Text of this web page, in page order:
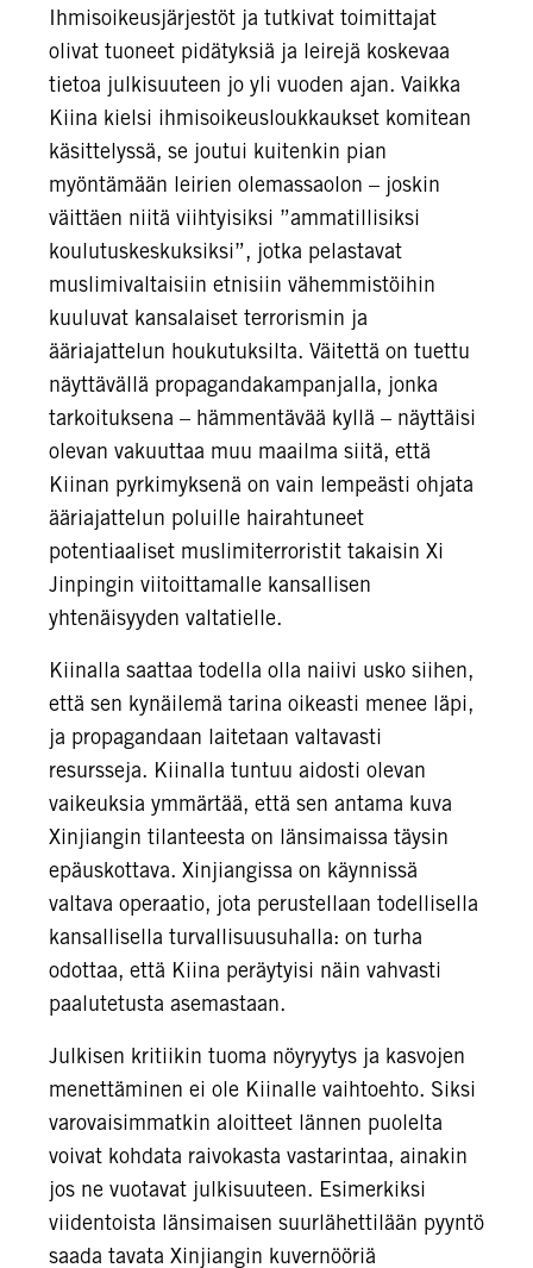
Ihmisoikeusjärjestöt ja tutkivat toimittajat
olivat tuoneet pidätyksiä ja leirejä koskevaa
tietoa julkisuuteen jo yli vuoden ajan. Vaikka
Kiina kielsi ihmisoikeusloukkaukset komitean
käsittelyssä, se joutui kuitenkin pian
myöntämään leirien olemassaolon – joskin
väittäen niitä viihtyisiksi ”ammatillisiksi
koulutuskeskuksiksi”, jotka pelastavat
muslimivaltaisiin etnisiin vähemmistöihin
kuuluvat kansalaiset terrorismin ja
ääriajattelun houkutuksilta. Väitettä on tuettu
näyttävällä propagandakampanjalla, jonka
tarkoituksena – hämmentävää kyllä – näyttäisi
olevan vakuuttaa muu maailma siitä, että
Kiinan pyrkimyksenä on vain lempeästi ohjata
ääriajattelun poluille hairahtuneet
potentiaaliset muslimiterroristit takaisin Xi
Jinpingin viitoittamalle kansallisen
yhtenäisyyden valtatielle.
Kiinalla saattaa todella olla naiivi usko siihen,
että sen kynäilemä tarina oikeasti menee läpi,
ja propagandaan laitetaan valtavasti
resursseja. Kiinalla tuntuu aidosti olevan
vaikeuksia ymmärtää, että sen antama kuva
Xinjiangin tilanteesta on länsimaissa täysin
epäuskottava. Xinjiangissa on käynnissä
valtava operaatio, jota perustellaan todellisella
kansallisella turvallisuusuhalla: on turha
odottaa, että Kiina peräytyisi näin vahvasti
paalutetusta asemastaan.
Julkisen kritiikin tuoma nöyryytys ja kasvojen
menettäminen ei ole Kiinalle vaihtoehto. Siksi
varovaisimmatkin aloitteet lännen puolelta
voivat kohdata raivokasta vastarintaa, ainakin
jos ne vuotavat julkisuuteen. Esimerkiksi
viidentoista länsimaisen suurlähettilään pyyntö
saada tavata Xinjiangin kuvernööriä